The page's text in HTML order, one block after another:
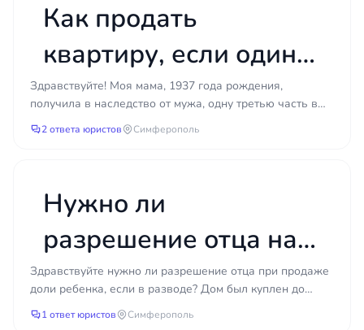
Хронология событий в свободной форме
— когда, что произошло и как развивалась
ситуация.
оппоненте, если они известны.
Большинство правовых проблем решаются
потерянные документы или необдуманные
возможности, которые изначально были открыты.
Именно поэтому первый шаг — не выбор «подать
в суд или нет», а честный разговор с юристом о
случае. Только понимая перспективы, можно
Как продать
квартиру, если один
из собственников —
пожилой человек?
Здравствуйте! Моя мама, 1937 года рождения,
получила в наследство от мужа, одну третью часть в
квартире. Собственников, вместе с мамой трое. Все
2 ответа юристов Симферополь
Нужно ли
разрешение отца на
продажу доли
ребёнка при разводе?
Здравствуйте нужно ли разрешение отца при продаже
доли ребенка, если в разводе? Дом был куплен до
усыновления ребенка матерью ребенка, по программе
1 ответ юристов Симферополь